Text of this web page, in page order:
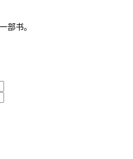
部书。